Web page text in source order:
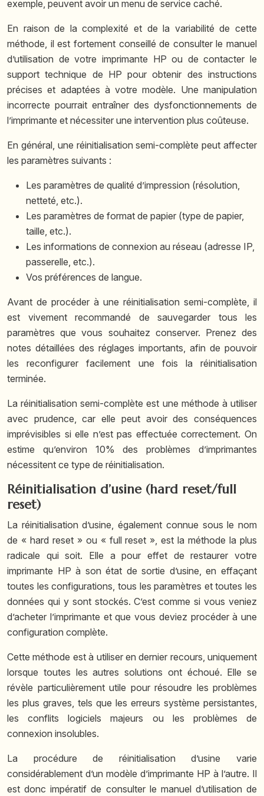
exemple, peuvent avoir un menu de service caché.
En raison de la complexité et de la variabilité de cette
méthode, il est fortement conseillé de consulter le manuel
d’utilisation de votre imprimante HP ou de contacter le
support technique de HP pour obtenir des instructions
précises et adaptées à votre modèle. Une manipulation
incorrecte pourrait entraîner des dysfonctionnements de
l’imprimante et nécessiter une intervention plus coûteuse.
En général, une réinitialisation semi-complète peut affecter
les paramètres suivants :
Les paramètres de qualité d’impression (résolution,
netteté, etc.).
Les paramètres de format de papier (type de papier,
taille, etc.).
Les informations de connexion au réseau (adresse IP,
passerelle, etc.).
Vos préférences de langue.
Avant de procéder à une réinitialisation semi-complète, il
est vivement recommandé de sauvegarder tous les
paramètres que vous souhaitez conserver. Prenez des
notes détaillées des réglages importants, afin de pouvoir
les reconfigurer facilement une fois la réinitialisation
terminée.
La réinitialisation semi-complète est une méthode à utiliser
avec prudence, car elle peut avoir des conséquences
imprévisibles si elle n’est pas effectuée correctement. On
estime qu’environ 10% des problèmes d’imprimantes
nécessitent ce type de réinitialisation.
Réinitialisation d’usine (hard reset/full
reset)
La réinitialisation d’usine, également connue sous le nom
de « hard reset » ou « full reset », est la méthode la plus
radicale qui soit. Elle a pour effet de restaurer votre
imprimante HP à son état de sortie d’usine, en effaçant
toutes les configurations, tous les paramètres et toutes les
données qui y sont stockés. C’est comme si vous veniez
d’acheter l’imprimante et que vous deviez procéder à une
configuration complète.
Cette méthode est à utiliser en dernier recours, uniquement
lorsque toutes les autres solutions ont échoué. Elle se
révèle particulièrement utile pour résoudre les problèmes
les plus graves, tels que les erreurs système persistantes,
les conflits logiciels majeurs ou les problèmes de
connexion insolubles.
La procédure de réinitialisation d’usine varie
considérablement d’un modèle d’imprimante HP à l’autre. Il
est donc impératif de consulter le manuel d’utilisation de